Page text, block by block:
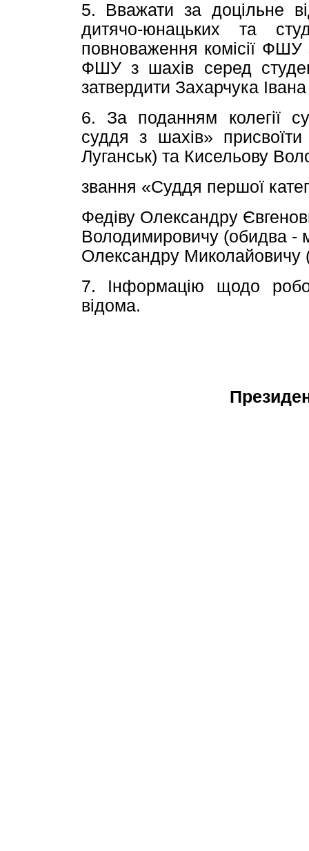
5. Вважати за доцільне
дитячо-юнацьких та
повноваження комісії ФШУ
ФШУ з шахів серед
затвердити Захарчука
6. За поданням колегії
суддя з шахів»
Луганськ) та Кисельову
звання «Суддя першої
Федіву Олександру
Володимировичу (обидва -
Олександру Миколайовичу
7. Інформацію щодо
відома.